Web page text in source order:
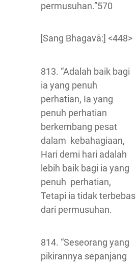
permusuhan.”570
[Sang Bhagavā:] <448>
813. “Adalah baik bagi
ia yang penuh
perhatian, Ia yang
penuh perhatian
berkembang pesat
dalam kebahagiaan,
Hari demi hari adalah
lebih baik bagi ia yang
penuh perhatian,
Tetapi ia tidak terbebas
dari permusuhan.
814. “Seseorang yang
pikirannya sepanjang